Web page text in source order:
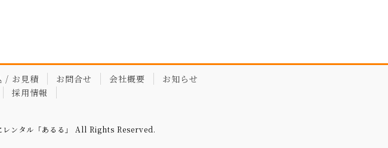
/ お見積 お問合せ 会社概要
お知らせ
採用情報
ンタル「あるる」 All Rights Reserved.